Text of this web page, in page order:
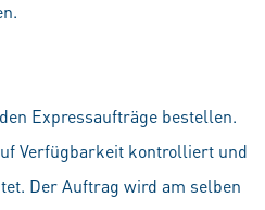
Expressaufträge bestellen.
Verfügbarkeit kontrolliert und
Der Auftrag wird am selben